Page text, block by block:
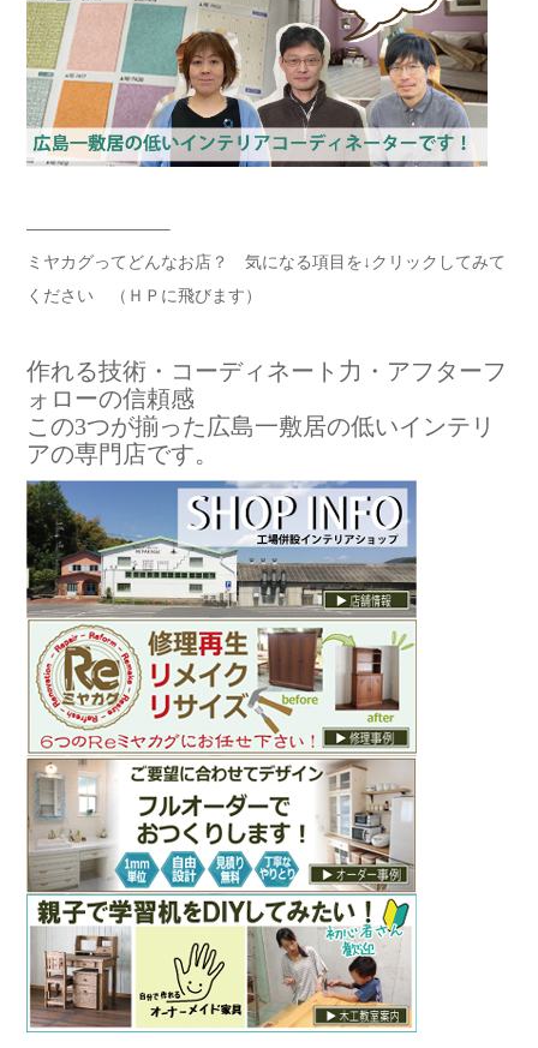
————————–
ミヤカグってどんなお店？ 気になる項目を↓クリックしてみて
ください （ＨＰに飛びます）
作れる技術・コーディネート力・アフターフ
ォローの信頼感
この3つが揃った広島一敷居の低いインテリ
アの専門店です。